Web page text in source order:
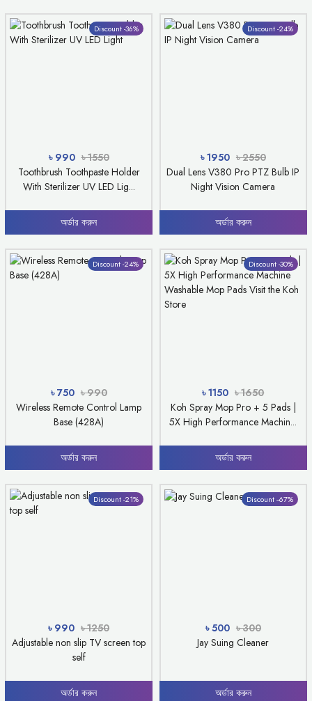
Discount -36%
৳ 990 ৳ 1550
Toothbrush Toothpaste Holder
With Sterilizer UV LED Lig...
অর্ডার করুন
Discount -24%
৳ 1950 ৳ 2550
Dual Lens V380 Pro PTZ Bulb IP
Night Vision Camera
অর্ডার করুন
Discount -24%
৳ 750 ৳ 990
Wireless Remote Control Lamp
Base (428A)
অর্ডার করুন
Discount -30%
৳ 1150 ৳ 1650
Koh Spray Mop Pro + 5 Pads |
5X High Performance Machin...
অর্ডার করুন
Discount -21%
৳ 990 ৳ 1250
Adjustable non slip TV screen top
self
অর্ডার করুন
Discount --67%
৳ 500 ৳ 300
Jay Suing Cleaner
অর্ডার করুন